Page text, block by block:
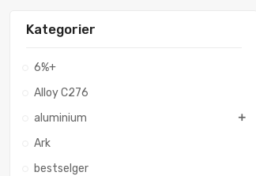
Kategorier
6%+
Alloy C276
aluminium
Ark
bestselger